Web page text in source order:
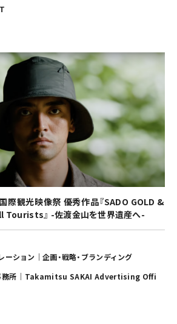
際観光映像祭 優秀作品『SADO GOLD &
Tourists』 -佐渡金山を世界遺産へ-
ーション ｜企画・戦略・ブランディング
務所｜Takamitsu SAKAI Advertising Offi